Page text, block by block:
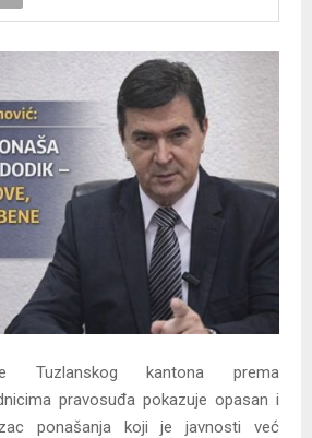
Tuzlanskog kantona prema
pravosuđa pokazuje opasan i
ponašanja koji je javnosti već